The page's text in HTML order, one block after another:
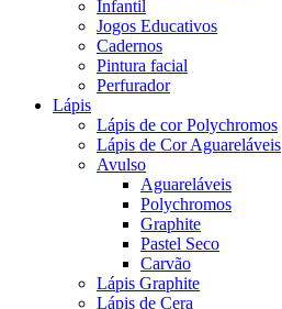
Infantil
Jogos Educativos
Cadernos
Pintura facial
Perfurador
Lápis
Lápis de cor Polychromos
Lápis de Cor Aguareláveis
Avulso
Aguareláveis
Polychromos
Graphite
Pastel Seco
Carvão
Lápis Graphite
Lápis de Cera